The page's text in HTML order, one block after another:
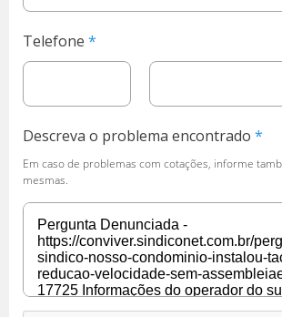
Telefone
Descreva o problema encontrado
Em caso de problemas com cotações, informe
mesmas.